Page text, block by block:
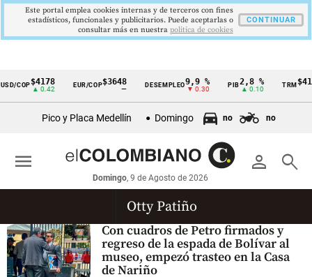
Cintillo
económicos
Colombia
COP$4178
▲ 0.42
EUR/COP$3648
—
DESEMPLEO9,9 %
▼ 0.30
PIB 2,8 %
▲ 0.10
TRM
Pico y Placa Medellín Domingo no no
person search
Domingo, 9 de Agosto de 2026
menu
Otty Patiño
Con cuadros de Petro firmados y
regreso de la espada de Bolívar al
museo, empezó trasteo en la Casa
de Nariño
Este portal emplea cookies internas y de terceros con fines
estadísticos, funcionales y publicitarios. Puede aceptarlas o
consultar más en nuestra politica de cookies
CONTINUAR